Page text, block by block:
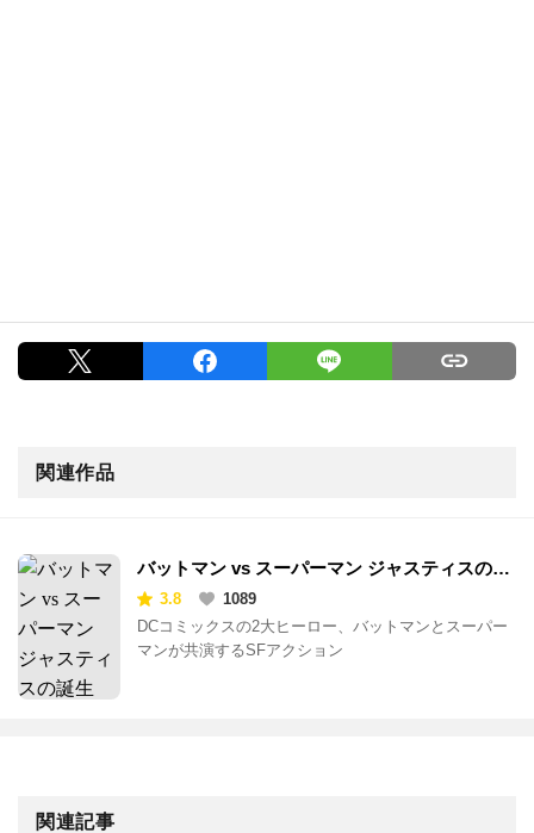
関連作品
バットマン vs スーパーマン ジャスティスの誕
生 3.8
1089
DCコミックスの2大ヒーロー、バットマンとスーパー
マンが共演するSFアクション
関連記事